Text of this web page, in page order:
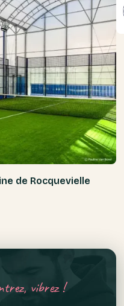
de Rocquevielle
vibrez !